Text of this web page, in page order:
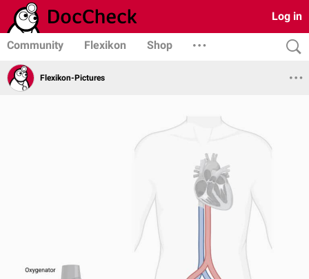
Log in
Community Flexikon Shop
Flexikon-Pictures